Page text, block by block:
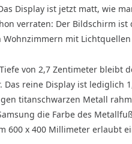
Display ist jetzt matt, wie
verraten: Der Bildschirm
Wohnzimmern mit
von 2,7 Zentimeter bleibt
Das reine Display ist lediglich
titanschwarzen Metall
die Farbe des
600 x 400 Millimeter erlaubt